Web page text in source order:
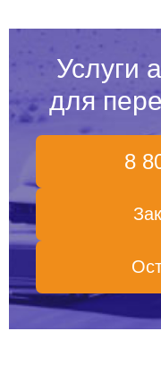
Услуги
для
8